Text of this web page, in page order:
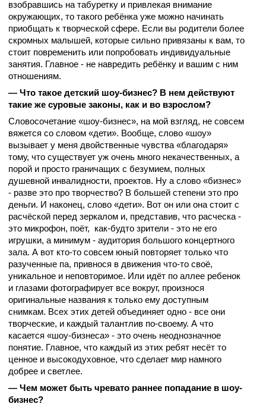
взобравшись на табуретку и привлекая внимание
окружающих, то такого ребёнка уже можно начинать
приобщать к творческой сфере. Если вы родители более
скромных малышей, которые сильно привязаны к вам, то
стоит повременить или попробовать индивидуальные
занятия. Главное - не навредить ребёнку и вашим с ним
отношениям.
— Что такое детский шоу-бизнес? В нем действуют
такие же суровые законы, как и во взрослом?
Словосочетание «шоу-бизнес», на мой взгляд, не совсем
вяжется со словом «дети». Вообще, слово «шоу»
вызывает у меня двойственные чувства «благодаря»
тому, что существует уж очень много некачественных, а
порой и просто граничащих с безумием, полных
душевной инвалидности, проектов. Ну а слово «бизнес»
- разве это про творчество? В большей степени это про
деньги. И наконец, слово «дети». Вот он или она стоит с
расчёской перед зеркалом и, представив, что расческа -
это микрофон, поёт, как-будто зрители - это не его
игрушки, а минимум - аудитория большого концертного
зала. А вот кто-то совсем юный повторяет только что
разученные па, привнося в движения что-то своё,
уникальное и неповторимое. Или идёт по аллее ребенок
и глазами фотографирует все вокруг, произнося
оригинальные названия к только ему доступным
снимкам. Всех этих детей объединяет одно - все они
творческие, и каждый талантлив по-своему. А что
касается «шоу-бизнеса» - это очень неоднозначное
понятие. Главное, что каждый из этих ребят несёт то
ценное и высокодуховное, что сделает мир намного
добрее и светлее.
— Чем может быть чревато раннее попадание в шоу-
бизнес?